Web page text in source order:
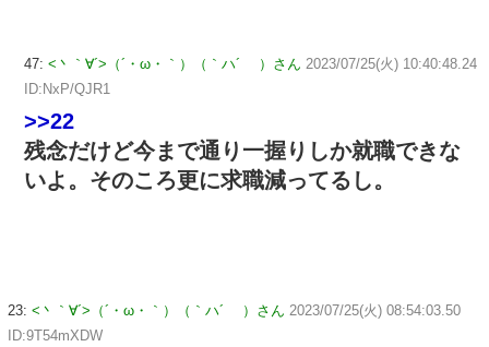
47: <丶｀∀´>（´・ω・｀）（｀ハ´ ）さん 2023/07/25(火) 10:40:48.24
ID:NxP/QJR1
>>22
残念だけど今まで通り一握りしか就職できな
いよ。そのころ更に求職減ってるし。
23: <丶｀∀´>（´・ω・｀）（｀ハ´ ）さん 2023/07/25(火) 08:54:03.50
ID:9T54mXDW